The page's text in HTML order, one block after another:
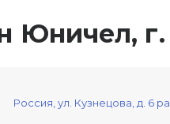
Юничел,
Россия, ул. Кузнецова, д. 6